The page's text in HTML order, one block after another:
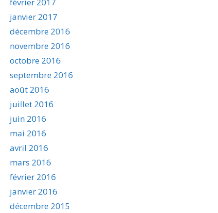
janvier 2017
décembre 2016
novembre 2016
octobre 2016
septembre 2016
août 2016
juillet 2016
juin 2016
mai 2016
avril 2016
mars 2016
février 2016
janvier 2016
décembre 2015